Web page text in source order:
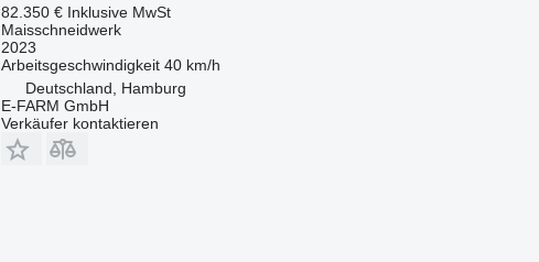
82.350 € Inklusive MwSt
Maisschneidwerk
2023
Arbeitsgeschwindigkeit 40 km/h
Deutschland, Hamburg
E-FARM GmbH
Verkäufer kontaktieren